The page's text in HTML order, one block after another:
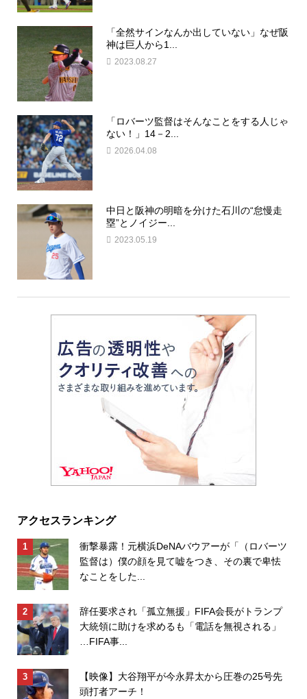
「全然サインなんか出していない」なぜ阪
神は巨人から1...
2023.08.27
「ロバーツ監督はそんなことをする人じゃ
ない！」14－2...
2026.04.08
中日と阪神の明暗を分けた石川の“怠慢走
塁”とノイジー...
2023.05.19
アクセスランキング
衝撃暴露！元横浜DeNAバウアーが「（ロバーツ
監督は）僕の顔を見て嘘をつき、その裏で卑怯
なことをした...
辞任要求され「孤立無援」FIFA会長がトランプ
大統領に助けを求めるも「電話を無視される」
…FIFA事...
【映像】大谷翔平が今永昇太から圧巻の25号先
頭打者アーチ！